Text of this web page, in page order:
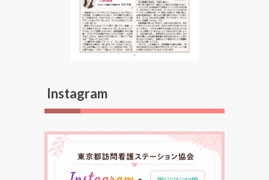
Instagram